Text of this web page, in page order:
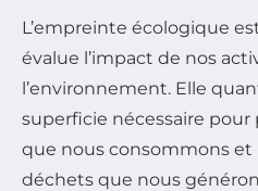
L’empreinte écologique
évalue l’impact de nos
l’environnement. Elle
superficie nécessaire pour
que nous consommons et
déchets que nous